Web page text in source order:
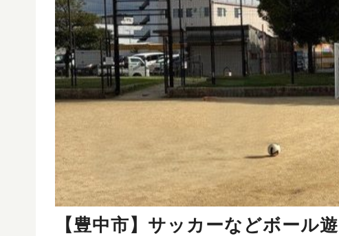
【豊中市】サッカーなどボール